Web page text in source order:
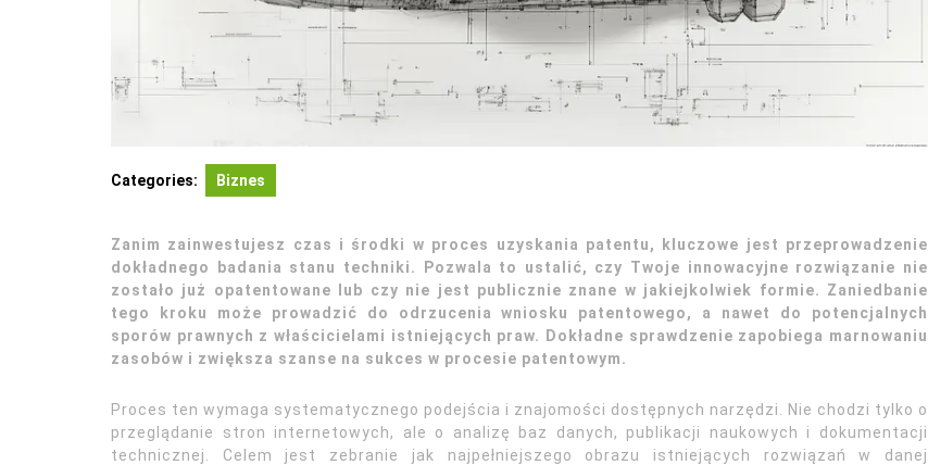
Categories: Biznes
Zanim zainwestujesz czas i środki w proces uzyskania patentu, kluczowe jest przeprowadzenie
dokładnego badania stanu techniki. Pozwala to ustalić, czy Twoje innowacyjne rozwiązanie nie
zostało już opatentowane lub czy nie jest publicznie znane w jakiejkolwiek formie. Zaniedbanie
tego kroku może prowadzić do odrzucenia wniosku patentowego, a nawet do potencjalnych
sporów prawnych z właścicielami istniejących praw. Dokładne sprawdzenie zapobiega marnowaniu
zasobów i zwiększa szanse na sukces w procesie patentowym.
Proces ten wymaga systematycznego podejścia i znajomości dostępnych narzędzi. Nie chodzi tylko o
przeglądanie stron internetowych, ale o analizę baz danych, publikacji naukowych i dokumentacji
technicznej. Celem jest zebranie jak najpełniejszego obrazu istniejących rozwiązań w danej